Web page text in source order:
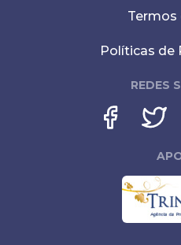
Termos
Políticas de
REDES